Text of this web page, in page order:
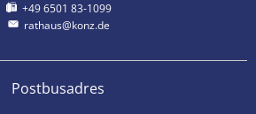
+49 6501 83-1099
rathaus@konz.de
Postbusadres